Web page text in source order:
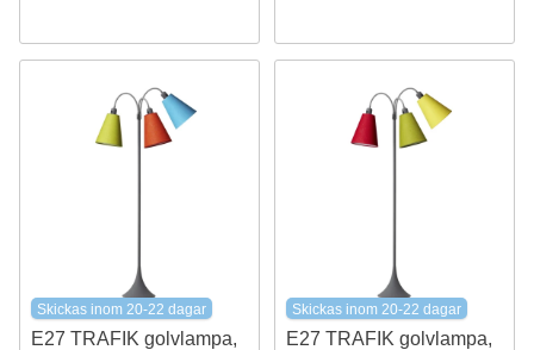
Skickas inom 20-22 dagar
E27 TRAFIK golvlampa,
Skickas inom 20-22 dagar
E27 TRAFIK golvlampa,